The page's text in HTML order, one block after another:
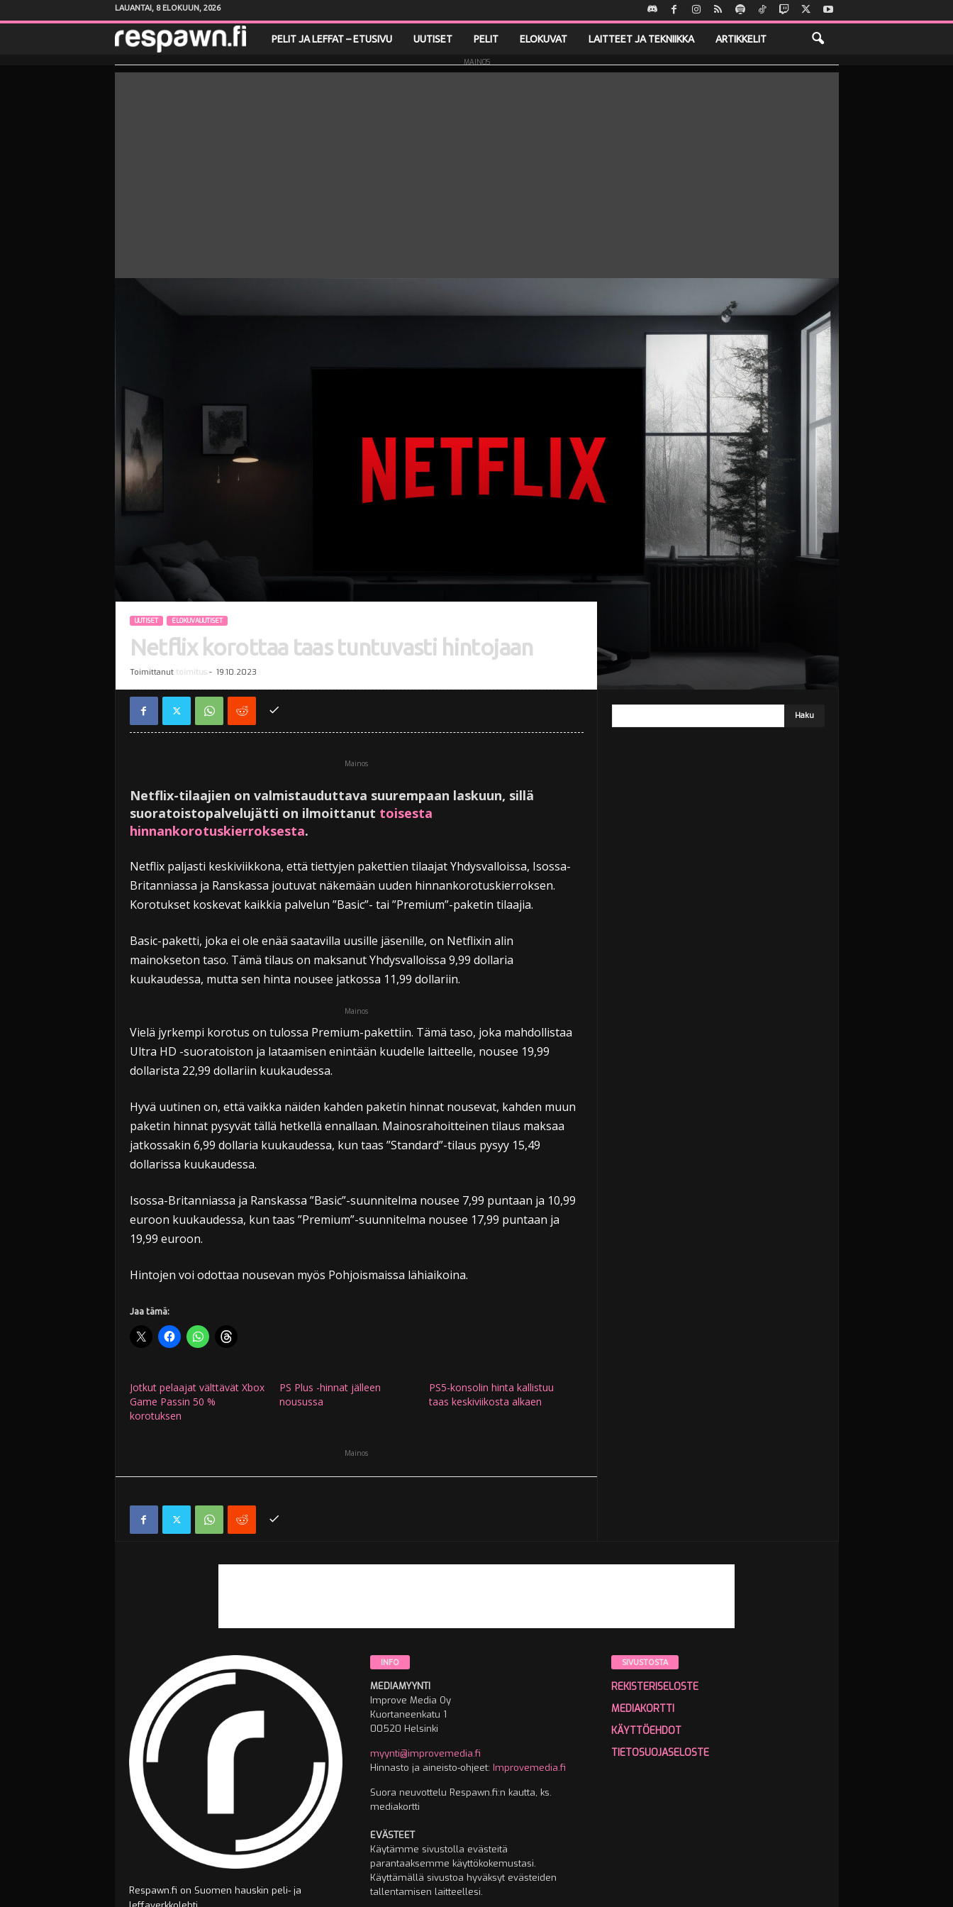
LAUANTAI, 8 ELOKUUN, 2026
e
PELIT JA LEFFAT – ETUSIVU UUTISET PELIT ELOKUVAT LAITTEET JA TEKNIIKKA ARTIKKELIT
MAINOS
UUTISET ELOKUVAUUTISET
Netflix korottaa taas tuntuvasti hintojaan
Toimittanut toimitus- 19.10.2023
Mainos
Netflix-tilaajien on valmistauduttava suurempaan laskuun, sillä
suoratoistopalvelujätti on ilmoittanut toisesta
hinnankorotuskierroksesta.
Netflix paljasti keskiviikkona, että tiettyjen pakettien tilaajat Yhdysvalloissa, Isossa-
Britanniassa ja Ranskassa joutuvat näkemään uuden hinnankorotuskierroksen.
Korotukset koskevat kaikkia palvelun ”Basic”- tai ”Premium”-paketin tilaajia.
Basic-paketti, joka ei ole enää saatavilla uusille jäsenille, on Netflixin alin
mainokseton taso. Tämä tilaus on maksanut Yhdysvalloissa 9,99 dollaria
kuukaudessa, mutta sen hinta nousee jatkossa 11,99 dollariin.
Mainos
Vielä jyrkempi korotus on tulossa Premium-pakettiin. Tämä taso, joka mahdollistaa
Ultra HD -suoratoiston ja lataamisen enintään kuudelle laitteelle, nousee 19,99
dollarista 22,99 dollariin kuukaudessa.
Hyvä uutinen on, että vaikka näiden kahden paketin hinnat nousevat, kahden muun
paketin hinnat pysyvät tällä hetkellä ennallaan. Mainosrahoitteinen tilaus maksaa
jatkossakin 6,99 dollaria kuukaudessa, kun taas ”Standard”-tilaus pysyy 15,49
dollarissa kuukaudessa.
Isossa-Britanniassa ja Ranskassa ”Basic”-suunnitelma nousee 7,99 puntaan ja 10,99
euroon kuukaudessa, kun taas ”Premium”-suunnitelma nousee 17,99 puntaan ja
19,99 euroon.
Hintojen voi odottaa nousevan myös Pohjoismaissa lähiaikoina.
Jaa tämä:
Jotkut pelaajat välttävät Xbox
Game Passin 50 %
korotuksen
PS Plus -hinnat jälleen
nousussa
PS5-konsolin hinta kallistuu
taas keskiviikosta alkaen
Mainos
Respawn.fi on Suomen hauskin peli- ja
INFO
MEDIAMYYNTI
Improve Media Oy
Kuortaneenkatu 1
00520 Helsinki
myynti@improvemedia.fi
Hinnasto ja aineisto-ohjeet: Improvemedia.fi
Suora neuvottelu Respawn.fi:n kautta, ks.
mediakortti
EVÄSTEET
Käytämme sivustolla evästeitä
parantaaksemme käyttökokemustasi.
Käyttämällä sivustoa hyväksyt evästeiden
tallentamisen laitteellesi.
SIVUSTOSTA
REKISTERISELOSTE
MEDIAKORTTI
KÄYTTÖEHDOT
TIETOSUOJASELOSTE